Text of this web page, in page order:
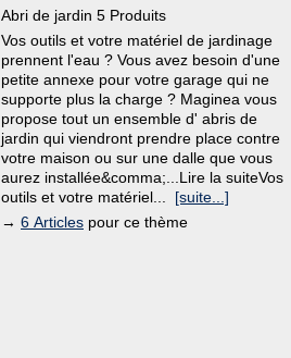
Abri de jardin 5 Produits
Vos outils et votre matériel de jardinage
prennent l'eau ? Vous avez besoin d'une
petite annexe pour votre garage qui ne
supporte plus la charge ? Maginea vous
propose tout un ensemble d' abris de
jardin qui viendront prendre place contre
votre maison ou sur une dalle que vous
aurez installée&comma;...Lire la suiteVos
outils et votre matériel... [suite...]
→ 6 Articles pour ce thème